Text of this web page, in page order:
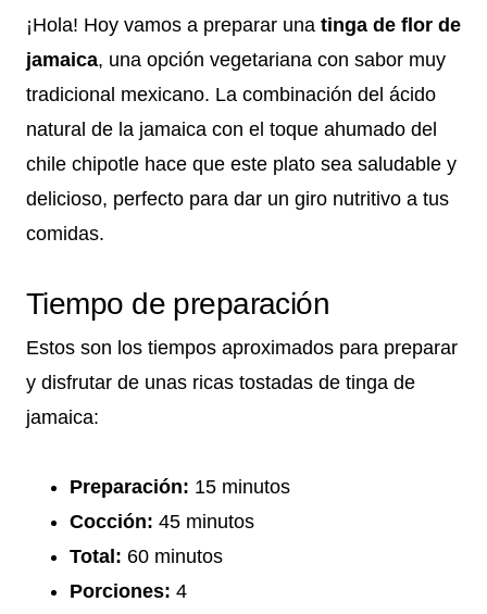
¡Hola! Hoy vamos a preparar una tinga de flor de
jamaica, una opción vegetariana con sabor muy
tradicional mexicano. La combinación del ácido
natural de la jamaica con el toque ahumado del
chile chipotle hace que este plato sea saludable y
delicioso, perfecto para dar un giro nutritivo a tus
comidas.
Tiempo de preparación
Estos son los tiempos aproximados para preparar
y disfrutar de unas ricas tostadas de tinga de
jamaica:
Preparación: 15 minutos
Cocción: 45 minutos
Total: 60 minutos
Porciones: 4